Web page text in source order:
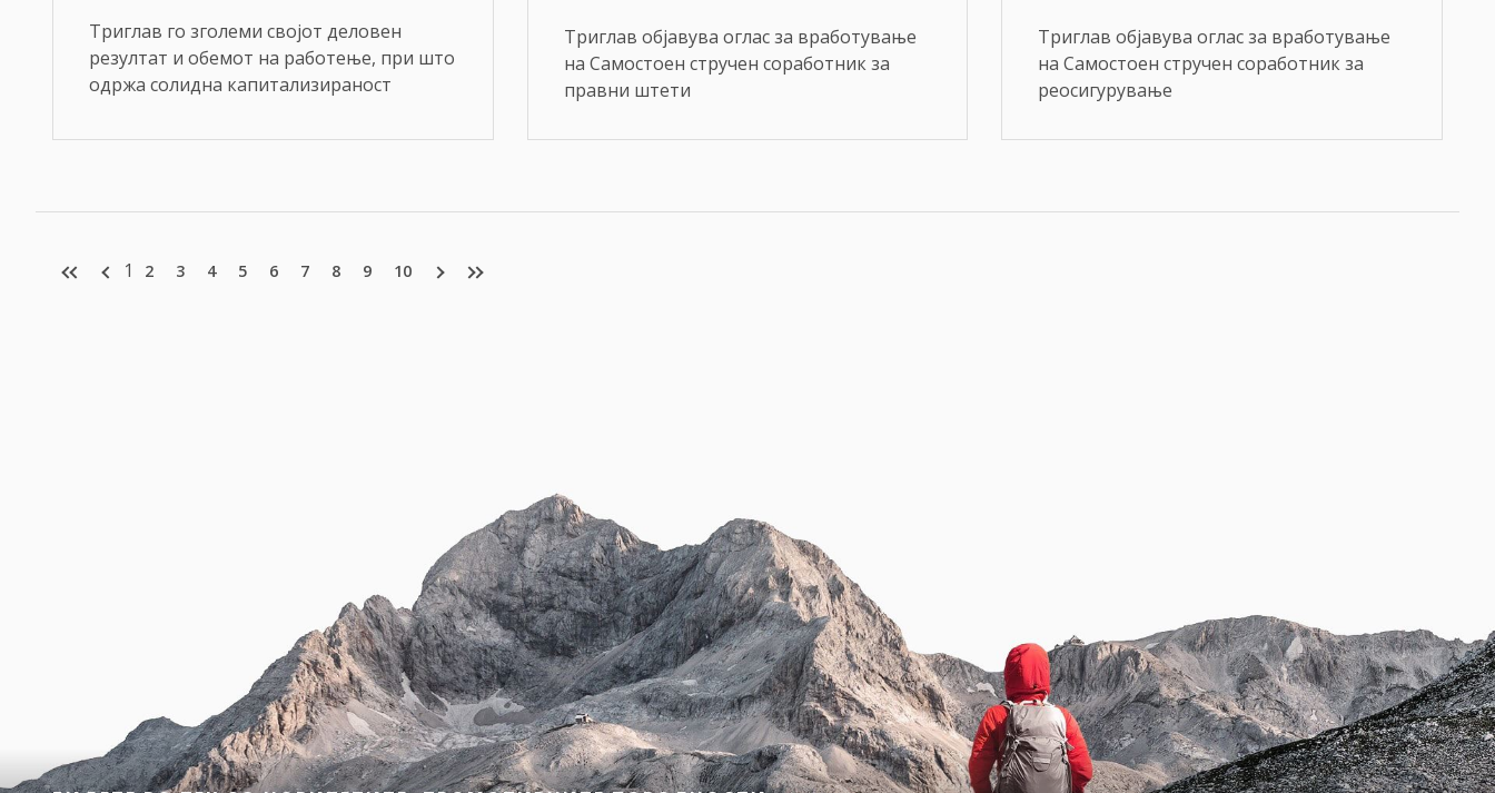
Триглав го зголеми својот деловен
резултат и обемот на работење, при што
одржа солидна капитализираност
Триглав објавува оглас за вработување
на Самостоен стручен соработник за
правни штети
Триглав објавува оглас за вработување
на Самостоен стручен соработник за
реосигурување
1 2 3 4 5 6 7 8 9 10